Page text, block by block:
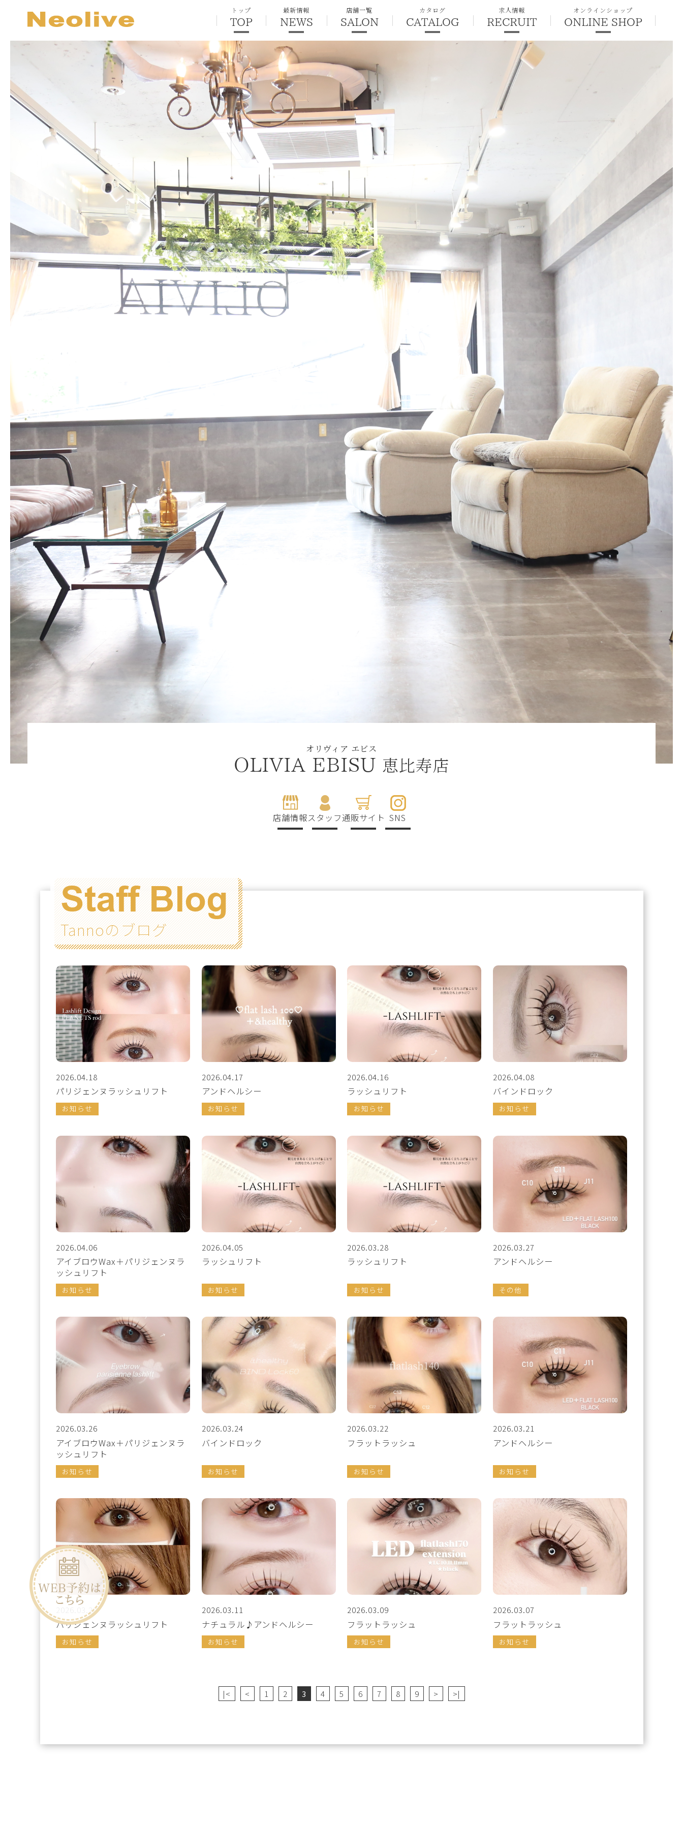
トップ
TOP
最新情報
NEWS
店舗一覧
SALON
カタログ
CATALOG
求人情報
RECRUIT
オンラインショップ
ONLINE SHOP
オリヴィア エビス
OLIVIA EBISU 恵比寿店
店舗情報スタッフ通販サイト SNS
Staff Blog
Tannoのブログ
2026.04.18
パリジェンヌラッシュリフト
お知らせ
2026.04.17
アンドヘルシー
お知らせ
2026.04.16
ラッシュリフト
お知らせ
2026.04.08
バインドロック
お知らせ
2026.04.06
アイブロウWax＋パリジェンヌラ
ッシュリフト
お知らせ
2026.04.05
ラッシュリフト
お知らせ
2026.03.28
ラッシュリフト
お知らせ
2026.03.27
アンドヘルシー
その他
2026.03.26
アイブロウWax＋パリジェンヌラ
ッシュリフト
お知らせ
2026.03.24
バインドロック
お知らせ
2026.03.22
フラットラッシュ
お知らせ
2026.03.21
アンドヘルシー
お知らせ
2026.03.20
パリジェンヌラッシュリフト
お知らせ
2026.03.11
ナチュラル♪アンドヘルシー
お知らせ
2026.03.09
フラットラッシュ
お知らせ
2026.03.07
フラットラッシュ
お知らせ
|< < 1 2 3 4 5 6 7 8 9 > >|